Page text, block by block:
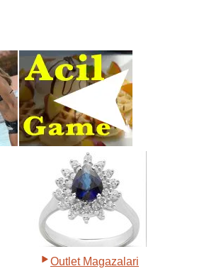
Outlet Magazalari